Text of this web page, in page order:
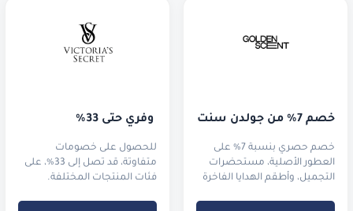
خصم 7% من جولدن سنت
خصم حصري بنسبة 7% على
العطور الأصلية، مستحضرات
التجميل، وأطقم الهدايا الفاخرة
للحصول على خصومات
متفاوتة، قد تصل إلى 33%، على
فئات المنتجات المختلفة.